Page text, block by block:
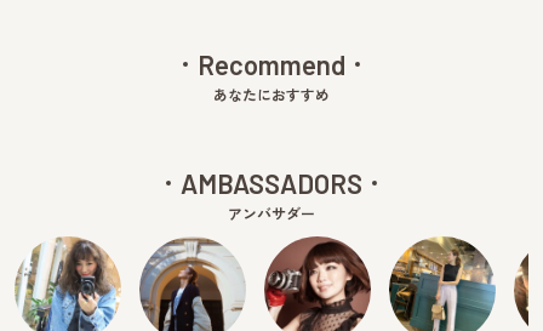
Recommend
あなたにおすすめ
AMBASSADORS
アンバサダー